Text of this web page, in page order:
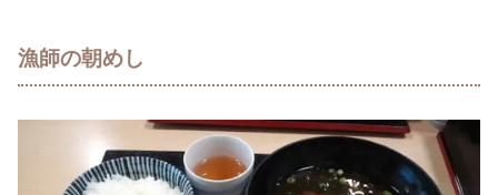
漁師の朝めし